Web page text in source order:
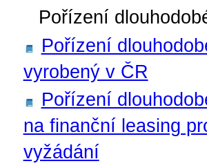
Pořízení
Pořízení
vyrobený v ČR
Pořízení
na finanční leasing
vyžádání